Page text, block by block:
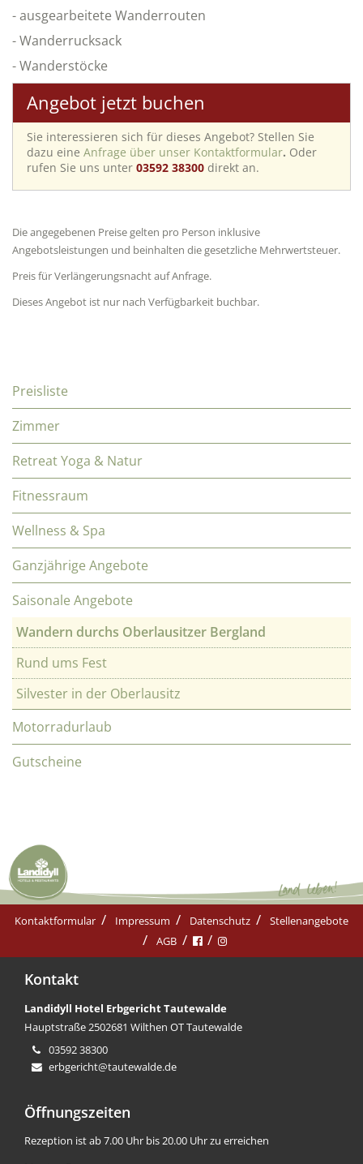
- ausgearbeitete Wanderrouten
- Wanderrucksack
- Wanderstöcke
Angebot jetzt buchen
Sie interessieren sich für dieses Angebot? Stellen Sie
dazu eine Anfrage über unser Kontaktformular. Oder
rufen Sie uns unter 03592 38300direkt an.
Die angegebenen Preise gelten pro Person inklusive
Angebotsleistungen und beinhalten die gesetzliche Mehrwertsteuer.
Preis für Verlängerungsnacht auf Anfrage.
Dieses Angebot ist nur nach Verfügbarkeit buchbar.
Preisliste
Zimmer
Retreat Yoga & Natur
Fitnessraum
Wellness & Spa
Ganzjährige Angebote
Saisonale Angebote
Wandern durchs Oberlausitzer Bergland
Rund ums Fest
Silvester in der Oberlausitz
Motorradurlaub
Gutscheine
Kontaktformular Impressum Datenschutz
Stellenangebote
AGB
Kontakt
Landidyll Hotel Erbgericht Tautewalde
Hauptstraße 2502681 Wilthen OT Tautewalde
03592 38300
erbgericht@tautewalde.de
Öffnungszeiten
Rezeption ist ab 7.00 Uhr bis 20.00 Uhr zu erreichen